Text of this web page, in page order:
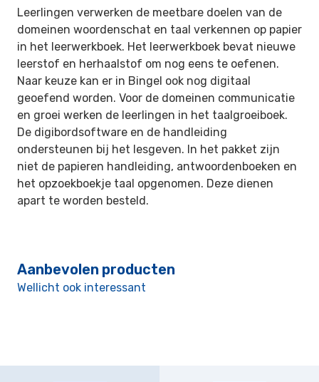
Leerlingen verwerken de meetbare doelen van de
domeinen woordenschat en taal verkennen op papier
in het leerwerkboek. Het leerwerkboek bevat nieuwe
leerstof en herhaalstof om nog eens te oefenen.
Naar keuze kan er in Bingel ook nog digitaal
geoefend worden. Voor de domeinen communicatie
en groei werken de leerlingen in het taalgroeiboek.
De digibordsoftware en de handleiding
ondersteunen bij het lesgeven. In het pakket zijn
niet de papieren handleiding, antwoordenboeken en
het opzoekboekje taal opgenomen. Deze dienen
apart te worden besteld.
Aanbevolen producten
Wellicht ook interessant